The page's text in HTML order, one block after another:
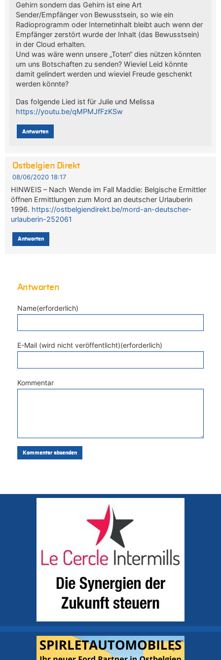
Gehirn sondern das Gehirn ist eine Art
Sender/Empfänger von Bewusstsein, so wie ein
Radioprogramm oder Internetinhalt bleibt auch wenn der
Empfänger zerstört wurde der Inhalt (das Bewusstsein)
in der Cloud erhalten.
Und was wäre wenn unsere „Toten“ dies nützen könnten
um uns Botschaften zu senden? Wieviel Leid könnte
damit gelindert werden und wieviel Freude geschenkt
werden könnte?
Das folgende Lied ist für Julie und Melissa
https://youtu.be/qMPMJfFzKSw
Antworten
Ostbelgien Direkt
08/06/2020 18:17
HINWEIS – Nach Wende im Fall Maddie: Belgische Ermittler
öffnen Ermittlungen zum Mord an deutscher Urlauberin
1996. https://ostbelgiendirekt.be/mord-an-deutscher-
urlauberin-252061
Antworten
Antworten
Name(erforderlich)
E-Mail (wird nicht veröffentlicht)(erforderlich)
Kommentar